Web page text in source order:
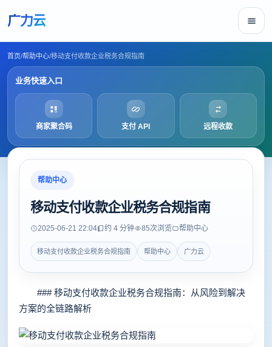
广力云
首页/帮助中心/移动支付收款企业税务合规指南
业务快速入口
商家聚合码 支付 API 远程收款
帮助中心
移动支付收款企业税务合规指南
2025-06-21 22:04 约 4 分钟 85次浏览 帮助中心
移动支付收款企业税务合规指南 帮助中心 广力云
### 移动支付收款企业税务合规指南：从风险到解决
方案的全链路解析